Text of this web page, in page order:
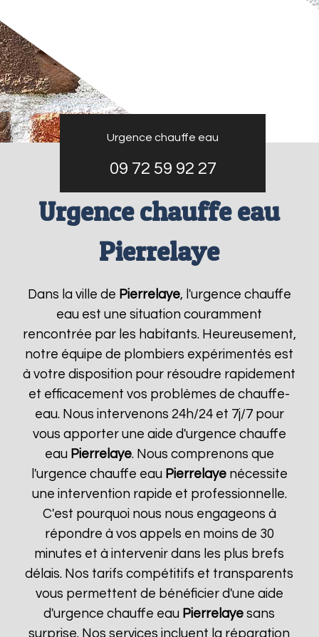
Urgence chauffe eau
09 72 59 92 27
Urgence chauffe eau
Pierrelaye
Dans la ville de Pierrelaye, l'urgence chauffe
eau est une situation couramment
rencontrée par les habitants. Heureusement,
notre équipe de plombiers expérimentés est
à votre disposition pour résoudre rapidement
et efficacement vos problèmes de chauffe-
eau. Nous intervenons 24h/24 et 7j/7 pour
vous apporter une aide d'urgence chauffe
eau Pierrelaye. Nous comprenons que
l'urgence chauffe eau Pierrelayenécessite
une intervention rapide et professionnelle.
C'est pourquoi nous nous engageons à
répondre à vos appels en moins de 30
minutes et à intervenir dans les plus brefs
délais. Nos tarifs compétitifs et transparents
vous permettent de bénéficier d'une aide
d'urgence chauffe eau Pierrelaye sans
surprise. Nos services incluent la réparation